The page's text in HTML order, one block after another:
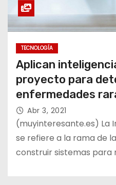
TECNOLOGÍA
Aplican
proyecto para
enfermedades
Abr 3, 2021
(muyinteresante.es) La
se refiere a la rama de
construir sistemas para